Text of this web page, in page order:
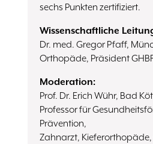
sechs Punkten zertifiziert.
Wissenschaftliche
Dr. med. Gregor Pfaff,
Orthopäde, Präsident
Moderation:
Prof. Dr. Erich Wühr, Bad
Professor für
Prävention,
Zahnarzt,